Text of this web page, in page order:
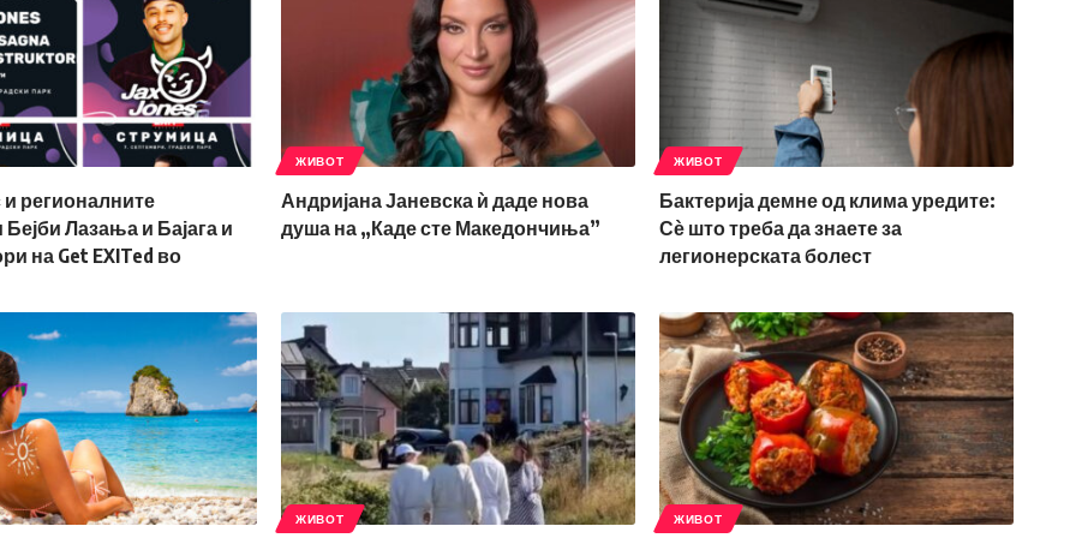
регионалните
Лазања и Бајага и
на Get EXITed во
ЖИВОТ
Андријана Јаневска ѝ даде нова
душа на „Каде сте Македончиња”
ЖИВОТ
Бактерија демне од клима уредите:
Сѐ што треба да знаете за
легионерската болест
ЖИВОТ ЖИВОТ